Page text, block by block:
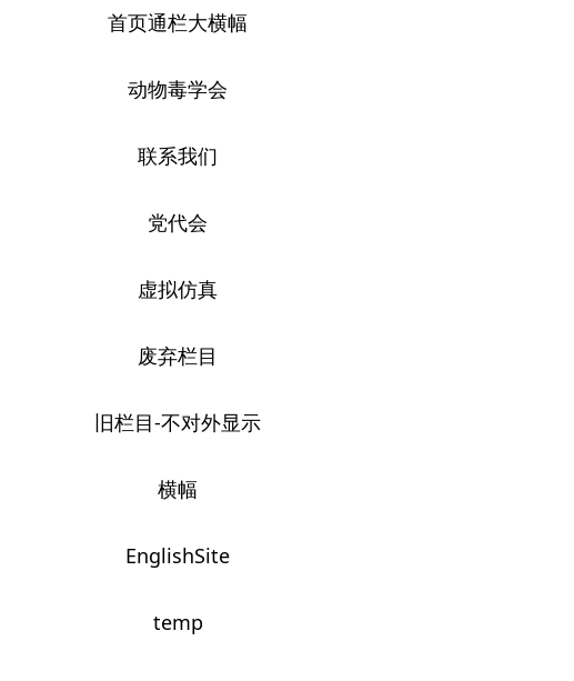
首页通栏大横幅
动物毒学会
联系我们
党代会
虚拟仿真
废弃栏目
旧栏目-不对外显示
横幅
EnglishSite
temp